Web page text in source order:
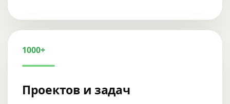
1000+
Проектов и задач